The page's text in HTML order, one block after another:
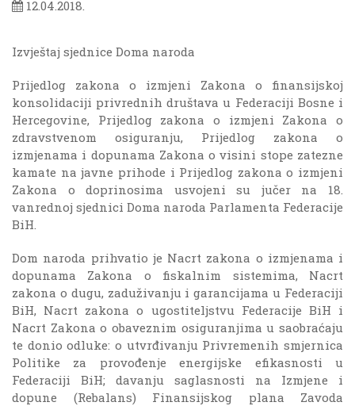
12.04.2018.
Izvještaj sjednice Doma naroda
Prijedlog zakona o izmjeni Zakona o finansijskoj
konsolidaciji privrednih društava u Federaciji Bosne i
Hercegovine, Prijedlog zakona o izmjeni Zakona o
zdravstvenom osiguranju, Prijedlog zakona o
izmjenama i dopunama Zakona o visini stope zatezne
kamate na javne prihode i Prijedlog zakona o izmjeni
Zakona o doprinosima usvojeni su jučer na 18.
vanrednoj sjednici Doma naroda Parlamenta Federacije
BiH.
Dom naroda prihvatio je Nacrt zakona o izmjenama i
dopunama Zakona o fiskalnim sistemima, Nacrt
zakona o dugu, zaduživanju i garancijama u Federaciji
BiH, Nacrt zakona o ugostiteljstvu Federacije BiH i
Nacrt Zakona o obaveznim osiguranjima u saobraćaju
te donio odluke: o utvrđivanju Privremenih smjernica
Politike za provođenje energijske efikasnosti u
Federaciji BiH; davanju saglasnosti na Izmjene i
dopune (Rebalans) Finansijskog plana Zavoda